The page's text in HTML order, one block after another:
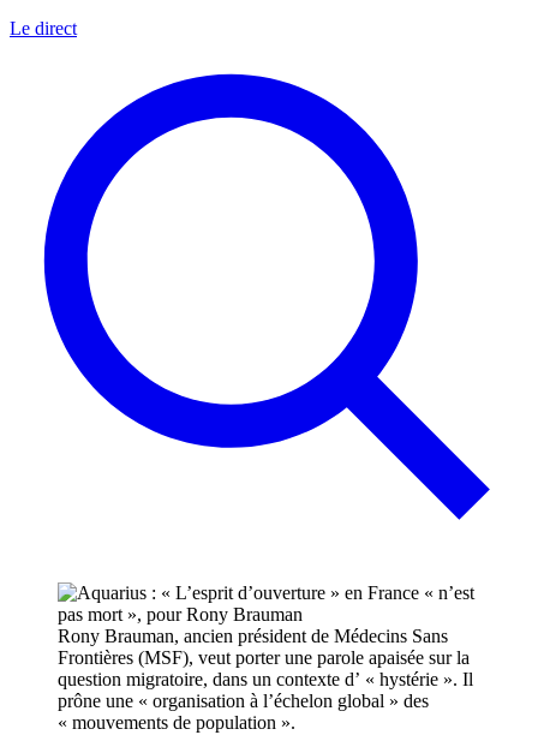
Le direct
Rony Brauman, ancien président de Médecins Sans
Frontières (MSF), veut porter une parole apaisée sur la
question migratoire, dans un contexte d’ « hystérie ». Il
prône une « organisation à l’échelon global » des
« mouvements de population ».